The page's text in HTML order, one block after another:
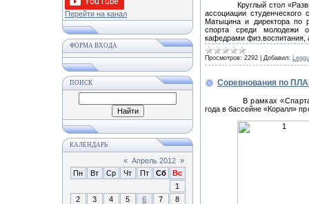
Перейти на канал
ФОРМА ВХОДА
ПОИСК
КАЛЕНДАРЬ
« Апрель 2012 »
Пн
Вт Ср Чт Пт Сб
Вс
1
2
3 4 5 6 7
8
Круглый стол
ассоциации
Матыцина и директора по
спорта среди молодежи
кафедрами физ.воспитания,
Просмотров: 2292 Добавил:
Соревнования по
В рамках
года в бассейне «Коралл»